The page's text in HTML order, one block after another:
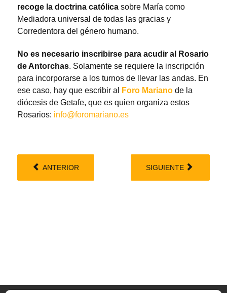
recoge la doctrina católica sobre María como
Mediadora universal de todas las gracias y
Corredentora del género humano.
No es necesario inscribirse para acudir al Rosario
de Antorchas. Solamente se requiere la inscripción
para incorporarse a los turnos de llevar las andas. En
ese caso, hay que escribir al
Foro Mariano de la
diócesis de Getafe, que es quien organiza estos
Rosarios: info@foromariano.es
ANTERIOR SIGUIENTE